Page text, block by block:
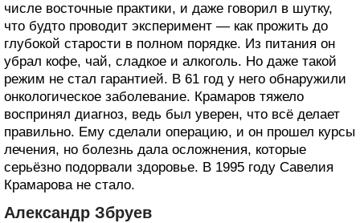
числе восточные практики, и даже говорил в шутку,
что будто проводит эксперимент — как прожить до
глубокой старости в полном порядке. Из питания он
убрал кофе, чай, сладкое и алкоголь. Но даже такой
режим не стал гарантией. В 61 год у него обнаружили
онкологическое заболевание. Крамаров тяжело
воспринял диагноз, ведь был уверен, что всё делает
правильно. Ему сделали операцию, и он прошел курсы
лечения, но болезнь дала осложнения, которые
серьёзно подорвали здоровье. В 1995 году Савелия
Крамарова не стало.
Александр Збруев